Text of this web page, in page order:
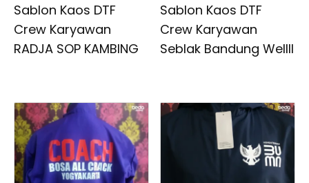
Sablon Kaos DTF
Crew Karyawan
RADJA SOP KAMBING
Sablon Kaos DTF
Crew Karyawan
Seblak Bandung Wellll